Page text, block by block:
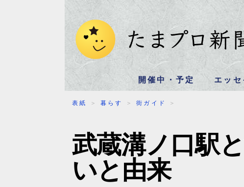
開催中・予定 エッセ
表紙 ＞ 暮らす ＞街ガイド ＞
武蔵溝ノ口駅
いと由来